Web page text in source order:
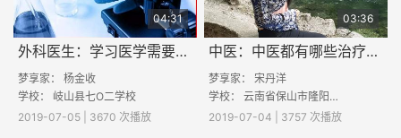
04:31
外科医生：学习医学需要什么样的素质呢？
梦享家： 杨金收
学校： 岐山县七O二学校
2019-07-05 | 3670 次播放
03:36
中医：中医都有哪些治疗方法呢？
梦享家： 宋丹洋
学校： 云南省保山市隆阳区彭海中学
2019-07-04 | 3757 次播放